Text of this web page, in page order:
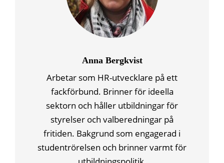
Anna Bergkvist
Arbetar som HR-utvecklare på ett
fackförbund. Brinner för ideella
sektorn och håller utbildningar för
styrelser och valberedningar på
fritiden. Bakgrund som engagerad i
studentrörelsen och brinner varmt för